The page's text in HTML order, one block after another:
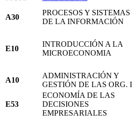
A30
PROCESOS Y SISTEMAS
DE LA INFORMACIÓN
E10
INTRODUCCIÓN A LA
MICROECONOMIA
A10
ADMINISTRACIÓN Y
GESTIÓN DE LAS ORG. I
E53
ECONOMÍA DE LAS
DECISIONES
EMPRESARIALES